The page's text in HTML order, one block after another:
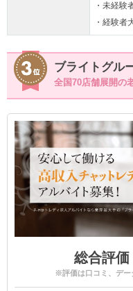
・未経験
・経験者
ブライトグル
全国70店舗展開の
総合評価
※評価は口コミ、デー